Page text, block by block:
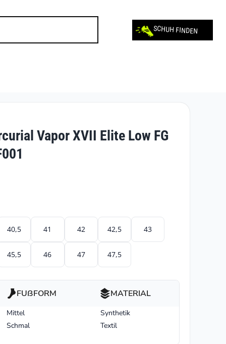
SCHUH FINDEN
Vapor XVII Elite Low FG
40,5 41 42 42,5 43
45,5 46 47 47,5
FUßFORM
Mittel
Schmal
MATERIAL
Synthetik
Textil